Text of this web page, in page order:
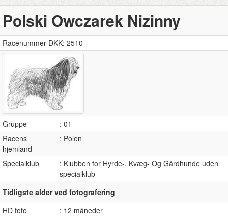
Polski Owczarek Nizinny
Racenummer DKK: 2510
Gruppe
: 01
Racens
hjemland
: Polen
Specialklub
: Klubben for Hyrde-, Kvæg- Og Gårdhunde uden
specialklub
Tidligste alder ved fotografering
HD foto
: 12 måneder